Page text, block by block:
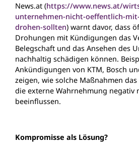
News.at (https://www.news.at/
unternehmen-nicht-oeffentlich-
drohen-sollten) warnt davor, dass
Drohungen mit Kündigungen das
Belegschaft und das Ansehen des
nachhaltig schädigen können.
Ankündigungen von KTM, Bosch
zeigen, wie solche Maßnahmen
die externe Wahrnehmung negativ
beeinflussen.
Kompromisse als Lösung?